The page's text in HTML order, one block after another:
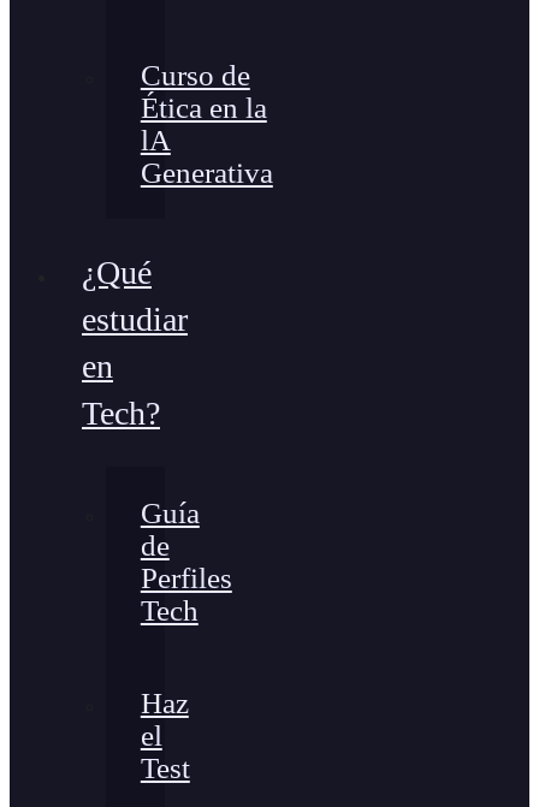
Curso de
Ética en la
lA
Generativa
¿Qué
estudiar
en
Tech?
Guía
de
Perfiles
Tech
Haz
el
Test